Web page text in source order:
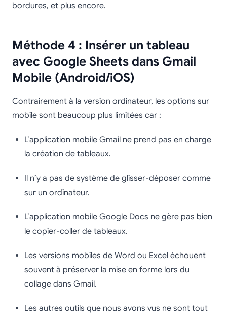
bordures, et plus encore.
Méthode 4 : Insérer un tableau
avec Google Sheets dans Gmail
Mobile (Android/iOS)
Contrairement à la version ordinateur, les options sur
mobile sont beaucoup plus limitées car :
L’application mobile Gmail ne prend pas en charge
la création de tableaux.
Il n’y a pas de système de glisser-déposer comme
sur un ordinateur.
L’application mobile Google Docs ne gère pas bien
le copier-coller de tableaux.
Les versions mobiles de Word ou Excel échouent
souvent à préserver la mise en forme lors du
collage dans Gmail.
Les autres outils que nous avons vus ne sont tout